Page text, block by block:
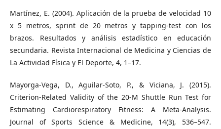
Martínez, E. (2004). Aplicación de la prueba de velocidad 10
x 5 metros, sprint de 20 metros y tapping-test con los
brazos. Resultados y análisis estadístico en educación
secundaria. Revista Internacional de Medicina y Ciencias de
La Actividad Física y El Deporte, 4, 1–17.
Mayorga-Vega, D., Aguilar-Soto, P., & Viciana, J. (2015).
Criterion-Related Validity of the 20-M Shuttle Run Test for
Estimating Cardiorespiratory Fitness: A Meta-Analysis.
Journal of Sports Science & Medicine, 14(3), 536–547.